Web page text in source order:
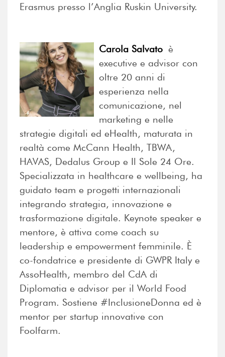
Erasmus presso l’Anglia Ruskin University.
Carola Salvato è
executive e advisor con
oltre 20 anni di
esperienza nella
comunicazione, nel
marketing e nelle
strategie digitali ed eHealth, maturata in
realtà come McCann Health, TBWA,
HAVAS, Dedalus Group e Il Sole 24 Ore.
Specializzata in healthcare e wellbeing, ha
guidato team e progetti internazionali
integrando strategia, innovazione e
trasformazione digitale. Keynote speaker e
mentore, è attiva come coach su
leadership e empowerment femminile. È
co-fondatrice e presidente di GWPR Italy e
AssoHealth, membro del CdA di
Diplomatia e advisor per il World Food
Program. Sostiene #InclusioneDonna ed è
mentor per startup innovative con
Foolfarm.